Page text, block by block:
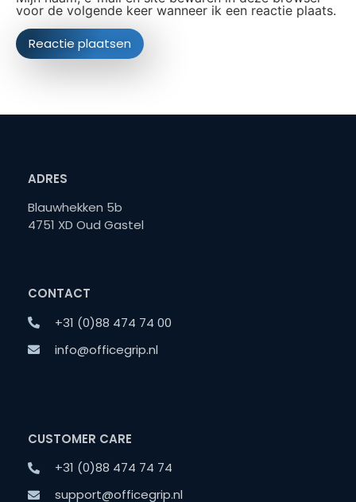
voor de volgende keer wanneer ik een reactie plaats.
ADRES
Blauwhekken 5b
4751 XD Oud Gastel
CONTACT
+31 (0)88 474 74 00
info@officegrip.nl
CUSTOMER CARE
+31 (0)88 474 74 74
support@officegrip.nl